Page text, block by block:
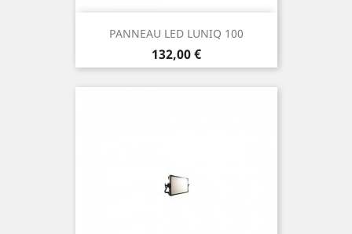
PANNEAU LED LUNIQ 100
Prix
132,00 €